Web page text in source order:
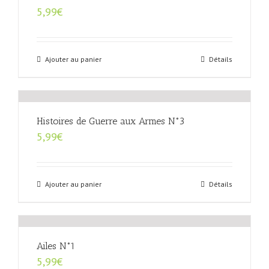
5,99€
Ajouter au panier Détails
Histoires de Guerre aux Armes N°3
5,99€
Ajouter au panier Détails
Ailes N°1
5,99€